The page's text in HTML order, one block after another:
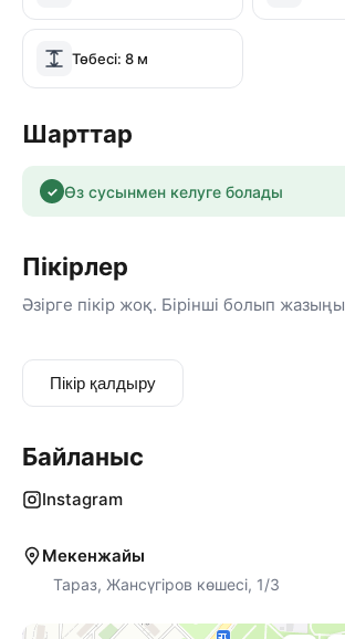
Төбесі: 8 м
Шарттар
✓ Өз сусынмен келуге болады
Пікірлер
Әзірге пікір жоқ. Бірінші болып
Пікір қалдыру
Байланыс
Instagram
Мекенжайы
Тараз, Жансүгіров көшесі, 1/3